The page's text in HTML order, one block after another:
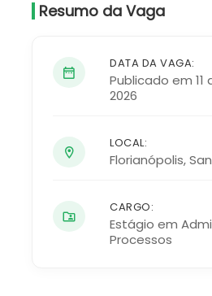
Resumo da Vaga
DATA DA VAGA:
Publicado em 11
2026
LOCAL:
Florianópolis,
CARGO:
Estágio em
Processos